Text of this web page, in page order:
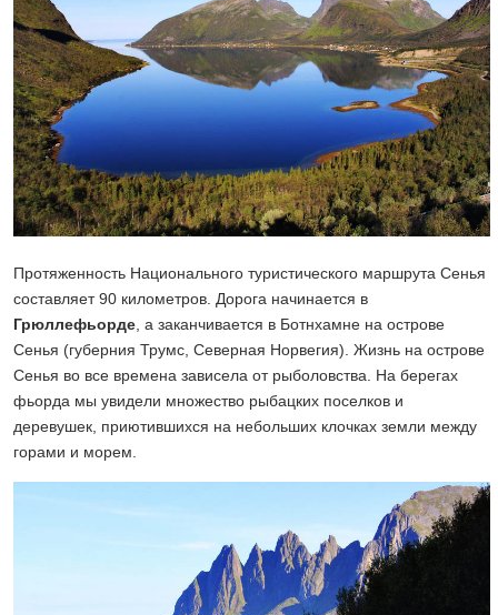
Протяженность Национального туристического маршрута Сенья
составляет 90 километров. Дорога начинается в
Грюллефьорде , а заканчивается в Ботнхамне на острове
Сенья (губерния Трумс, Северная Норвегия). Жизнь на острове
Сенья во все времена зависела от рыболовства. На берегах
фьорда мы увидели множество рыбацких поселков и
деревушек, приютившихся на небольших клочках земли между
горами и морем.